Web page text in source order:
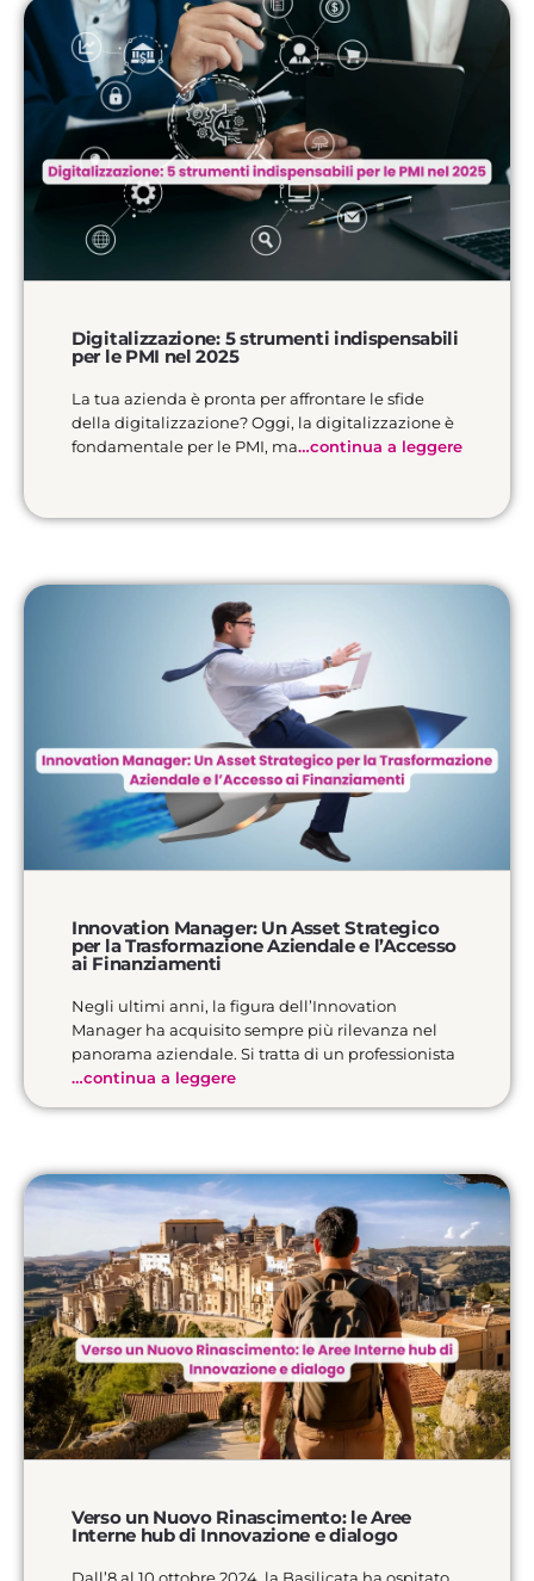
Digitalizzazione: 5 strumenti indispensabili
per le PMI nel 2025
La tua azienda è pronta per affrontare le sfide
della digitalizzazione? Oggi, la digitalizzazione è
fondamentale per le PMI, ma…continua a leggere
Innovation Manager: Un Asset Strategico
per la Trasformazione Aziendale e l’Accesso
ai Finanziamenti
Negli ultimi anni, la figura dell’Innovation
Manager ha acquisito sempre più rilevanza nel
panorama aziendale. Si tratta di un professionista
…continua a leggere
Verso un Nuovo Rinascimento: le Aree
Interne hub di Innovazione e dialogo